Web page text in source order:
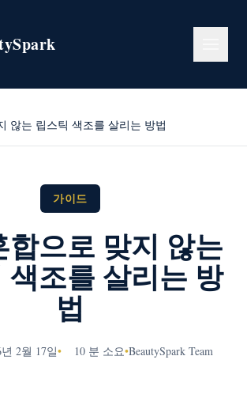
않는 립스틱 색조를 살리는 방법
가이드
합으로 맞지 않는
색조를 살리는 방
법
2월 17일• 10 분 소요•BeautySpark Team